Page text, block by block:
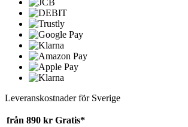
Leveranskostnader för Sverige
från 890 kr Gratis*